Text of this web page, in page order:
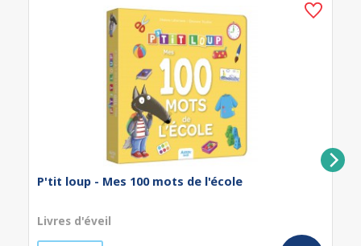
P'tit loup - Mes 100 mots de l'école
Livres d'éveil